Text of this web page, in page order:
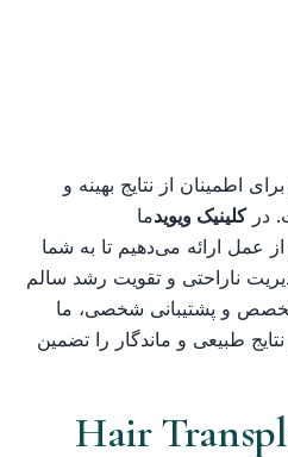
برای اطمینان از نتایج بهینه و
درکلینیک ویویدما
عمل ارائه می‌دهیم تا به شما
ناراحتی و تقویت رشد سالم
و پشتیبانی شخصی، ما
نتایج طبیعی و ماندگار را تضمین
Hair